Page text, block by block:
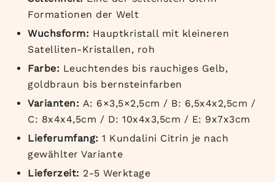
Formationen der Welt
Wuchsform: Hauptkristall mit kleineren
Satelliten-Kristallen, roh
Farbe: Leuchtendes bis rauchiges Gelb,
goldbraun bis bernsteinfarben
Varianten: A: 6×3,5×2,5cm / B: 6,5x4x2,5cm /
C: 8x4x4,5cm / D: 10x4x3,5cm / E: 9x7x3cm
Lieferumfang: 1 Kundalini Citrin je nach
gewählter Variante
Lieferzeit: 2-5 Werktage